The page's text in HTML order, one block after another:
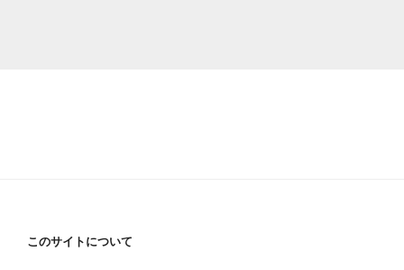
このサイトについて